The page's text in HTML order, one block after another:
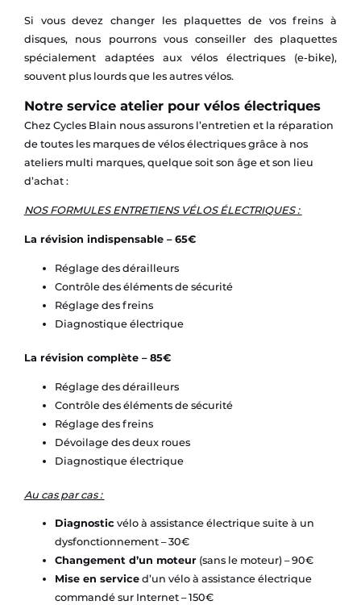
Si vous devez changer les plaquettes de vos freins à
disques, nous pourrons vous conseiller des plaquettes
spécialement adaptées aux vélos électriques (e-bike),
souvent plus lourds que les autres vélos.
Notre service atelier pour vélos électriques
Chez Cycles Blain nous assurons l’entretien et la réparation
de toutes les marques de vélos électriques grâce à nos
ateliers multi marques, quelque soit son âge et son lieu
d’achat :
NOS FORMULES ENTRETIENS VÉLOS ÉLECTRIQUES :
La révision indispensable – 65€
Réglage des dérailleurs
Contrôle des éléments de sécurité
Réglage des freins
Diagnostique électrique
La révision complète – 85€
Réglage des dérailleurs
Contrôle des éléments de sécurité
Réglage des freins
Dévoilage des deux roues
Diagnostique électrique
Au cas par cas :
Diagnosticvélo à assistance électrique suite à un
dysfonctionnement – 30€
Changement d’un moteur(sans le moteur) – 90€
Mise en serviced’un vélo à assistance électrique
commandé sur Internet – 150€